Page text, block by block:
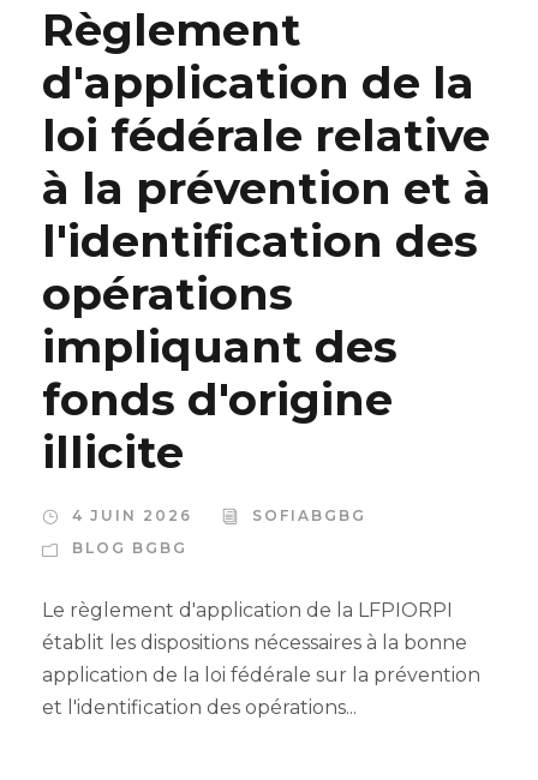
Règlement
d'application de la
loi fédérale relative
à la prévention et à
l'identification des
opérations
impliquant des
fonds d'origine
illicite
4 JUIN 2026
SOFIABGBG
BLOG BGBG
Le règlement d'application de la LFPIORPI
établit les dispositions nécessaires à la bonne
application de la loi fédérale sur la prévention
et l'identification des opérations...